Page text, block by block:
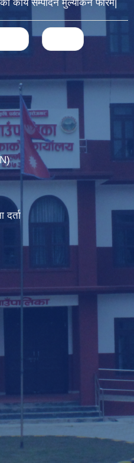
कार्य सम्पादन मुल्यांकन फारम|